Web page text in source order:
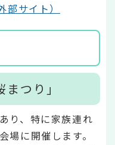
サイト）
つり」
り、特に家族連れ
場に開催します。